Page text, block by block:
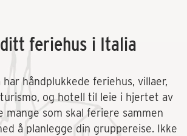
feriehus i Italia
har håndplukkede feriehus, villaer,
og hotell til leie i hjertet av
mange som skal feriere sammen
å planlegge din gruppereise. Ikke